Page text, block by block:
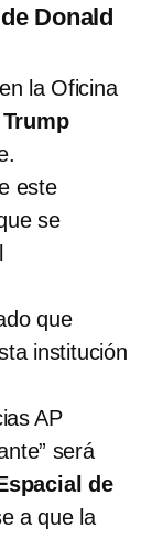
Donald
la Oficina
este
se
que
institución
AP
será
de
a que la